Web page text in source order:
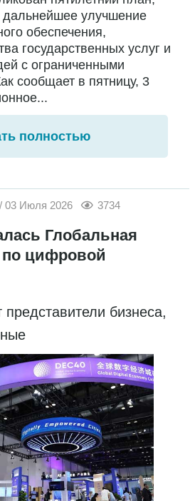
улучшение
обеспечения,
государственных услуг и
с ограниченными
сообщает в пятницу, 3
полностью
03 Июля 2026 3734
Глобальная
цифровой
бизнеса,